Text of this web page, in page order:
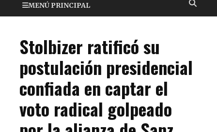
MENÚ PRINCIPAL
Stolbizer ratificó su
postulación presidencial
confiada en captar el
voto radical golpeado